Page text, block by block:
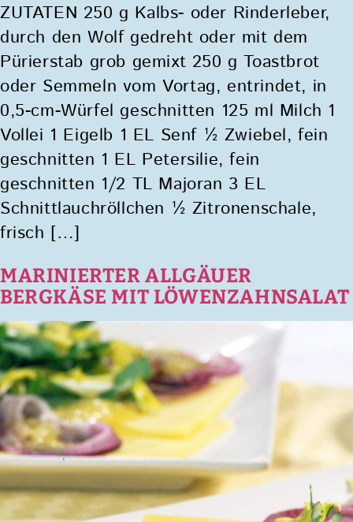
ZUTATEN 250 g Kalbs- oder Rinderleber,
durch den Wolf gedreht oder mit dem
Pürierstab grob gemixt 250 g Toastbrot
oder Semmeln vom Vortag, entrindet, in
0,5-cm-Würfel geschnitten 125 ml Milch 1
Vollei 1 Eigelb 1 EL Senf ½ Zwiebel, fein
geschnitten 1 EL Petersilie, fein
geschnitten 1/2 TL Majoran 3 EL
Schnittlauchröllchen ½ Zitronenschale,
frisch […]
MARINIERTER ALLGÄUER
BERGKÄSE MIT LÖWENZAHNSALAT